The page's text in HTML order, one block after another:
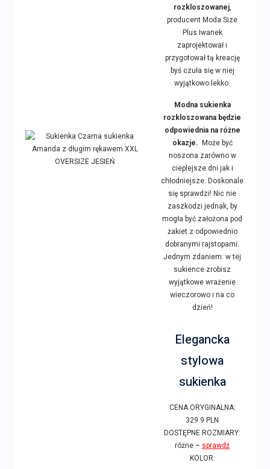
rozkloszowanej,
producent Moda Size
Plus Iwanek
zaprojektował i
przygotował tą kreację
byś czuła się w niej
wyjątkowo lekko.
Modna sukienka
rozkloszowana będzie
odpowiednia na różne
okazje.
Może być
noszona zarówno w
cieplejsze dni jak i
chłodniejsze. Doskonale
się sprawdzi! Nic nie
zaszkodzi jednak, by
mogła być założona pod
żakiet z odpowiednio
dobranymi rajstopami.
Jednym zdaniem: w tej
sukience zrobisz
wyjątkowe wrażenie
wieczorowo i na co
dzień!
Elegancka
stylowa
sukienka
CENA ORYGINALNA:
329.9 PLN
DOSTĘPNE ROZMIARY:
różne – sprawdź
KOLOR: